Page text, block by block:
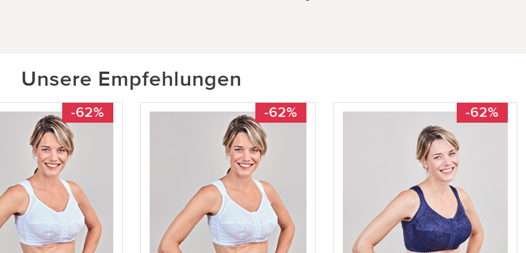
Unsere Empfehlungen
-62% -62% -62%